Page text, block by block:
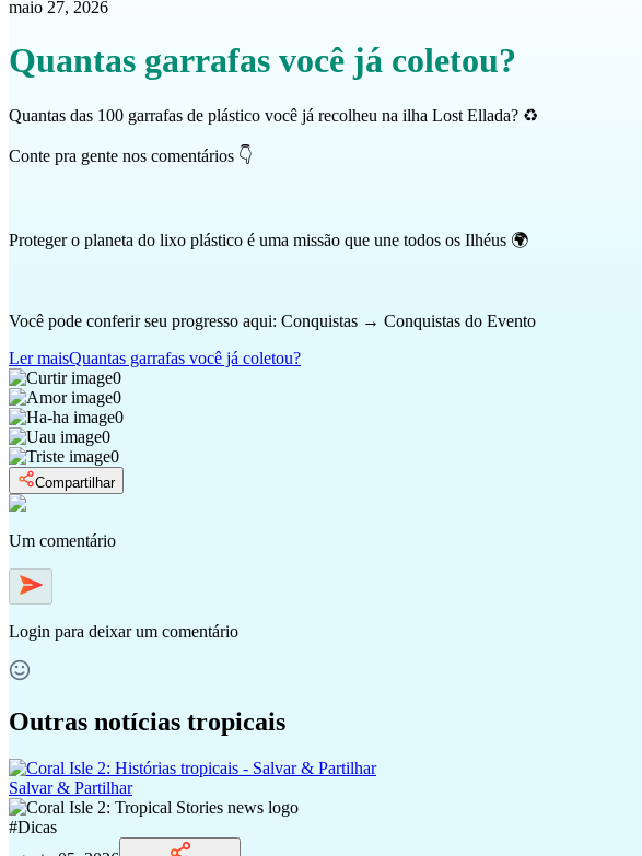
maio 27, 2026
Quantas garrafas você já coletou?
Quantas das 100 garrafas de plástico você já recolheu na ilha Lost Ellada? ♻️
Conte pra gente nos comentários 👇
Proteger o planeta do lixo plástico é uma missão que une todos os Ilhéus 🌍
Você pode conferir seu progresso aqui: Conquistas → Conquistas do Evento
Ler maisQuantas garrafas você já coletou?
0
0
0
0
0
Compartilhar
Um comentário
Login para deixar um comentário
Outras notícias tropicais
Salvar & Partilhar
#Dicas